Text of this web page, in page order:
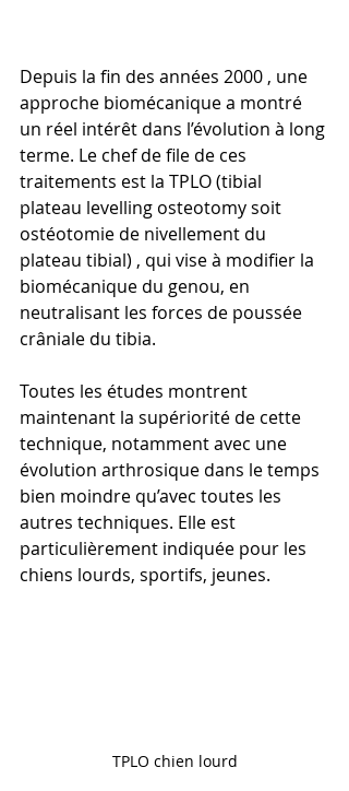
Depuis la fin des années 2000 , une
approche biomécanique a montré
un réel intérêt dans l’évolution à long
terme. Le chef de file de ces
traitements est la TPLO (tibial
plateau levelling osteotomy soit
ostéotomie de nivellement du
plateau tibial) , qui vise à modifier la
biomécanique du genou, en
neutralisant les forces de poussée
crâniale du tibia.
Toutes les études montrent
maintenant la supériorité de cette
technique, notamment avec une
évolution arthrosique dans le temps
bien moindre qu’avec toutes les
autres techniques. Elle est
particulièrement indiquée pour les
chiens lourds, sportifs, jeunes.
TPLO chien lourd